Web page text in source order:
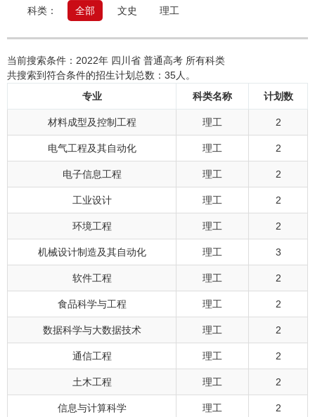
科类： 全部 文史 理工
当前搜索条件：2022年 四川省 普通高考 所有科类
共搜索到符合条件的招生计划总数：35人。
专业
科类名称 计划数
材料成型及控制工程 理工 2
电气工程及其自动化 理工 2
电子信息工程 理工 2
工业设计 理工 2
环境工程 理工 2
机械设计制造及其自动化 理工 3
软件工程 理工 2
食品科学与工程 理工 2
数据科学与大数据技术 理工 2
通信工程 理工 2
土木工程 理工 2
信息与计算科学 理工 2